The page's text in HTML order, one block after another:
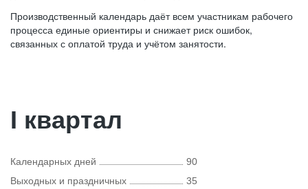
Производственный календарь даёт всем участникам рабочего
процесса единые ориентиры и снижает риск ошибок,
связанных с оплатой труда и учётом занятости.
I квартал
Календарных дней
90
Выходных и праздничных
35